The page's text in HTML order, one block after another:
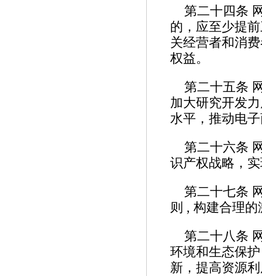
第二十四条
的，应至少提
关经营者和消
权益。
第二十五条
加大研究开发
水平，推动电
第二十六条
识产权战略，
第二十七条
则 , 构建合理的
第二十八条
环境和生态保
新，提高资源